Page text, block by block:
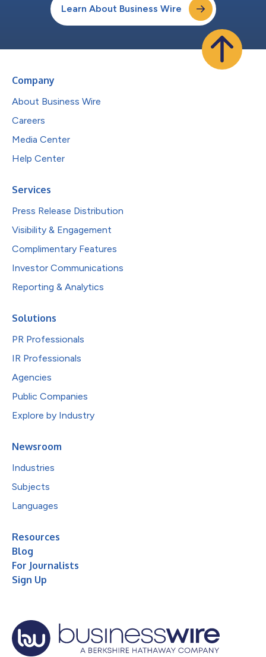
Learn About Business Wire
Company
About Business Wire
Careers
Media Center
Help Center
Services
Press Release Distribution
Visibility & Engagement
Complimentary Features
Investor Communications
Reporting & Analytics
Solutions
PR Professionals
IR Professionals
Agencies
Public Companies
Explore by Industry
Newsroom
Industries
Subjects
Languages
Resources
Blog
For Journalists
Sign Up